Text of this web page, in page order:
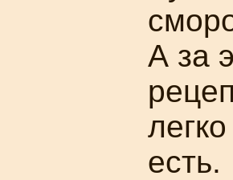
А за
есть.